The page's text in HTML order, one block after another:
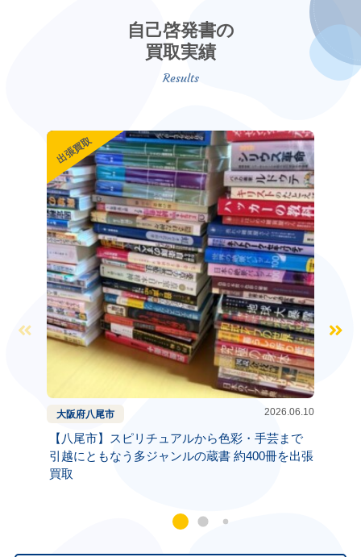
自己啓発書の
買取実績
大阪府八尾市 2026.06.10
【八尾市】スピリチュアルから色彩・手芸まで
引越にともなう多ジャンルの蔵書 約400冊を出張
買取
出張買取